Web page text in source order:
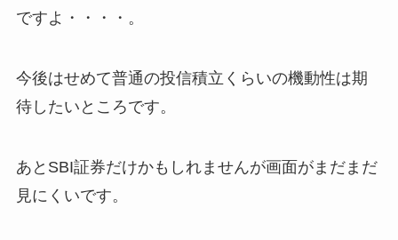
ですよ・・・・。
今後はせめて普通の投信積立くらいの機動性は期
待したいところです。
あとSBI証券だけかもしれませんが画面がまだまだ
見にくいです。